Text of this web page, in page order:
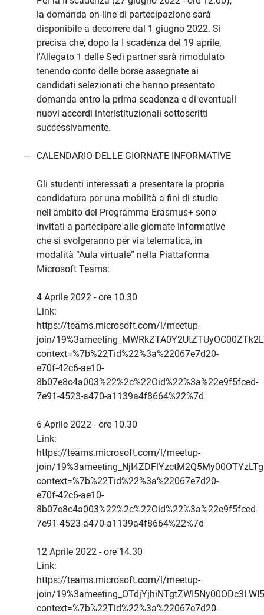
la domanda on-line di partecipazione sarà
disponibile a decorrere dal 1 giugno 2022. Si
precisa che, dopo la I scadenza del 19 aprile,
l'Allegato 1 delle Sedi partner sarà rimodulato
tenendo conto delle borse assegnate ai
candidati selezionati che hanno presentato
domanda entro la prima scadenza e di eventuali
nuovi accordi interistituzionali sottoscritti
successivamente.
CALENDARIO DELLE GIORNATE INFORMATIVE
Gli studenti interessati a presentare la propria
candidatura per una mobilità a fini di studio
nell'ambito del Programma Erasmus+ sono
invitati a partecipare alle giornate informative
che si svolgeranno per via telematica, in
modalità “Aula virtuale” nella Piattaforma
Microsoft Teams:
4 Aprile 2022 - ore 10.30
Link:
https://teams.microsoft.com/l/meetup-
join/
context=%7b%22Tid%22%3a%22067e7d20-
e70f-42c6-ae10-
8b07e8c4a003%22%2c%22Oid%22%3a%22e9f5fced-
7e91-4523-a470-a1139a4f8664%22%7d
6 Aprile 2022 - ore 10.30
Link:
https://teams.microsoft.com/l/meetup-
join/
context=%7b%22Tid%22%3a%22067e7d20-
e70f-42c6-ae10-
8b07e8c4a003%22%2c%22Oid%22%3a%22e9f5fced-
7e91-4523-a470-a1139a4f8664%22%7d
12 Aprile 2022 - ore 14.30
Link:
https://teams.microsoft.com/l/meetup-
join/
context=%7b%22Tid%22%3a%22067e7d20-